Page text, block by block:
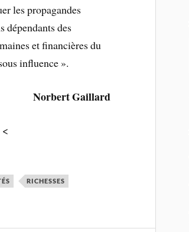
les propagandes
dépendants des
et financières du
influence ».
Norbert Gaillard
<
RICHESSES